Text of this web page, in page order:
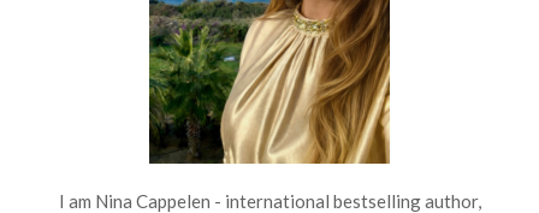
I am Nina Cappelen - international bestselling author,